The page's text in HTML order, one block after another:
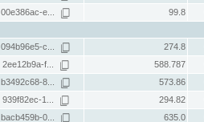
00e386ac-e... 99.8
094b96e5-c... 274.8
2ee12b9a-f... 588.787
b3492c68-8... 573.86
939f82ec-1... 294.82
bacb459b-0... 635.0